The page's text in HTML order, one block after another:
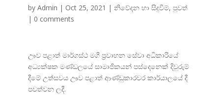
by Admin | Oct 25, 2021 | නිවේදන හා සිදුවීම්, පුවත්
| 0 comments
ඌව පළාත් මාර්ගස්ථ මගී ප්රවාහන සේවා අධිකාරියේ
අධ්යක්ෂක මණ්ඩලයේ සාමාජිකයන් පස්දෙනෙක් දිවුරුම්
දීමේ උත්සවය ඌව පළාත් ආණ්ඩුකාරවර කාර්යාලයේ දී
පවත්වන ලදී.